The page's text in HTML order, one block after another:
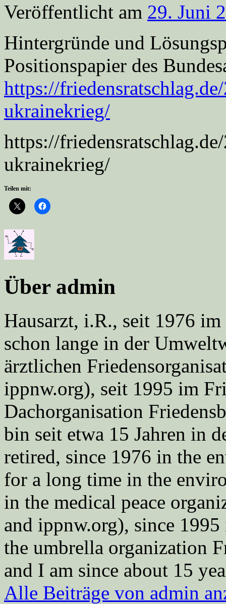
Veröffentlicht am 29. Juni
Hintergründe und
Positionspapier des
https://
ukrainekrieg/
https://
ukrainekrieg/
Teilen mit:
Über admin
Hausarzt, i.R., seit 1976
schon lange in der
ärztlichen
ippnw.org), seit 1995 im
Dachorganisation
bin seit etwa 15 Jahren in
retired, since 1976 in the
for a long time in the
in the medical peace
and ippnw.org), since
the umbrella organization
and I am since about 15
Alle Beiträge von admin